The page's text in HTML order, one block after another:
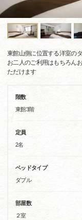
東館山側に位置する洋室の
お二人のご利用はもちろん
ただけます
階数
東館3階
定員
2名
ベッドタイプ
ダブル
部屋数
２室